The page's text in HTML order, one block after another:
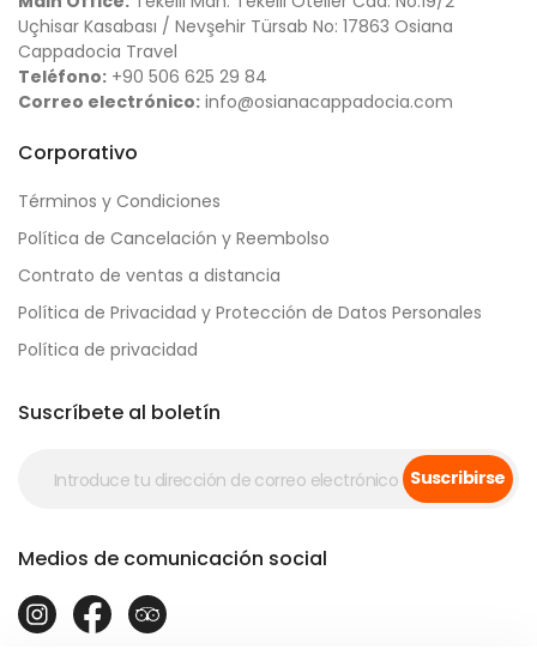
Uçhisar Kasabası / Nevşehir Türsab No: 17863 Osiana
Cappadocia Travel
Teléfono: +90 506 625 29 84
Correo electrónico: info@osianacappadocia.com
Corporativo
Términos y Condiciones
Política de Cancelación y Reembolso
Contrato de ventas a distancia
Política de Privacidad y Protección de Datos Personales
Política de privacidad
Suscríbete al boletín
Suscribirse
Medios de comunicación social